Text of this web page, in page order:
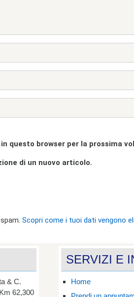
questo browser per la prossima
di un nuovo articolo.
Scopri come i tuoi dati vengono
& C.
62,300
SERVIZI E
Home